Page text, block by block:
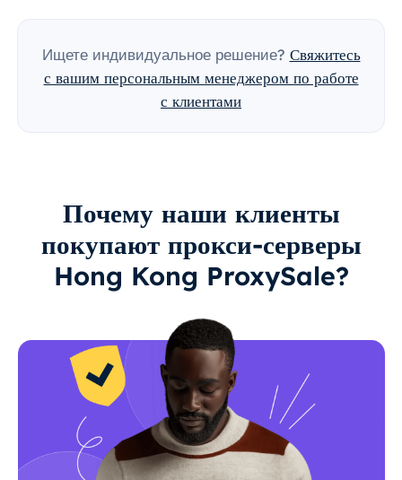
Ищете индивидуальное решение? Свяжитесь
с вашим персональным менеджером по работе
с клиентами
Почему наши клиенты
покупают прокси-серверы
Hong Kong ProxySale?